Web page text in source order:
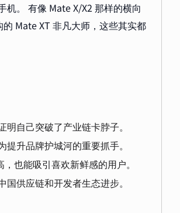
。 有像 Mate X/X2 那样的横向
Mate XT 非凡大师，这些其实都
自己突破了产业链卡脖子。
升品牌护城河的重要抓手。
也能吸引喜欢新鲜感的用户。
供应链和开发者生态进步。